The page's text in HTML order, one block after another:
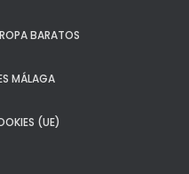
BARATOS
MÁLAGA
(UE)